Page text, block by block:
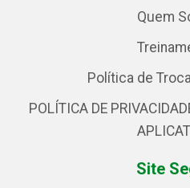
Quem
Política de
POLÍTICA DE
Site